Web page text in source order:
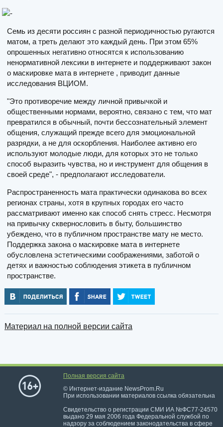
Семь из десяти россиян с разной периодичностью ругаются
матом, а треть делают это каждый день. При этом 65%
опрошенных негативно относятся к использованию
ненормативной лексики в интернете и поддерживают закон
о маскировке мата в интернете , приводит данные
исследования ВЦИОМ.
"Это противоречие между личной привычкой и
общественными нормами, вероятно, связано с тем, что мат
превратился в обычный, почти бессознательный элемент
общения, служащий прежде всего для эмоциональной
разрядки, а не для оскорбления. Наиболее активно его
используют молодые люди, для которых это не только
способ выразить чувства, но и инструмент для общения в
своей среде", - предполагают исследователи.
Распространенность мата практически одинакова во всех
регионах страны, хотя в крупных городах его часто
рассматривают именно как способ снять стресс. Несмотря
на привычку сквернословить в быту, большинство
убеждено, что в публичном пространстве мату не место.
Поддержка закона о маскировке мата в интернете
обусловлена эстетическими соображениями, заботой о
детях и важностью соблюдения этикета в публичном
пространстве.
Материал на полной версии сайта
Полная версия сайта
© Интернет-издание NewsProm.Ru
При использовании материалов ссылка обязательна
Свидетельство о регистрации СМИ ИА №ФС77-24570
выдано 29 мая 2006 года Федеральной службой по
надзору за соблюдением законодательства в сфере